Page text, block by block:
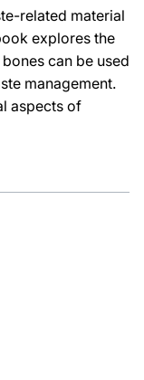
related material
explores the
can be used
management.
aspects of